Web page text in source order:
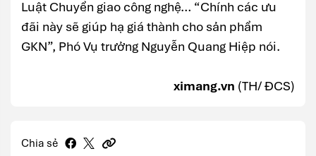
Luật Chuyển giao công nghệ… “Chính các ưu
đãi này sẽ giúp hạ giá thành cho sản phẩm
GKN”, Phó Vụ trưởng Nguyễn Quang Hiệp nói.
ximang.vn (TH/ ĐCS)
Chia sẻ